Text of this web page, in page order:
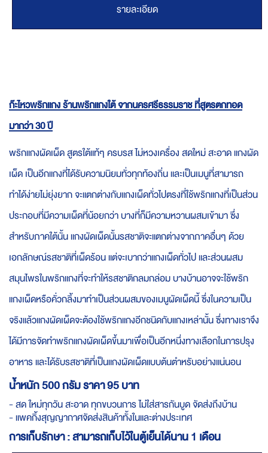
รายละเอียด
ก๊ะไหวพริกแกง ร้านพริกแกงใต้ จากนครศรีธรรมราช ที่สูตรตกทอด
มากว่า 30 ปี
พริกแกงผัดเผ็ด สูตรใต้แท้ๆ ครบรส ไม่หวงเครื่อง สดใหม่ สะอาดแกงผัด
เผ็ด เป็นอีกแกงที่ได้รับความนิยมทั่วทุกท้องถิ่น และเป็นเมนูที่สามารถ
ทำได้ง่ายไม่ยุ่งยาก จะแตกต่างกับแกงเผ็ดทั่วไปตรงที่ใช้พริกแกงที่เป็นส่วน
ประกอบที่มีความเผ็ดที่น้อยกว่า บางที่ก็มีความหวานผสมเข้ามา ซึ่ง
สำหรับภาคใต้นั้น แกงผัดเผ็ดนั้นรสชาติจะแตกต่างจากภาคอื่นๆ ด้วย
เอกลักษณ์รสชาติที่เผ็ดร้อน แต่จะเบากว่าแกงเผ็ดทั่วไป และส่วนผสม
สมุนไพรในพริกแกงที่จะทำให้รสชาติกลมกล่อม บางบ้านอาจจะใช้พริก
แกงเผ็ดหรือคั่วกลิ้งมาทำเป็นส่วนผสมของเมนูผัดเผ็ดนี้ ซึ่งในความเป็น
จริงแล้วแกงผัดเผ็ดจะต้องใช้พริกแกงอีกชนิดกับแกงเหล่านั้น ซึ่งทางเราจึง
ได้มีการจัดทำพริกแกงผัดเผ็ดขึ้นมาเพื่อเป็นอีกหนึ่งทางเลือกในการปรุง
อาหาร และได้รับรสชาติที่เป็นแกงผัดเผ็ดแบบต้นตำหรับอย่างแน่นอน
น้ำหนัก 500 กรัม ราคา 95 บาท
- สด ใหม่ทุกวัน สะอาด ทุกขบวนการ ไม่ใส่สารกันบูด จัดส่งถึงบ้าน
- แพคกิ้งสุญญากาศจัดส่งสินค้าทั้งในและต่างประเทศ
การเก็บรักษา : สามารถเก็บไว้ในตู้เย็นได้นาน 1 เดือน